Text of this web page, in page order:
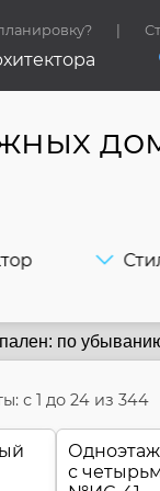
с 1 до 24 из 344
с